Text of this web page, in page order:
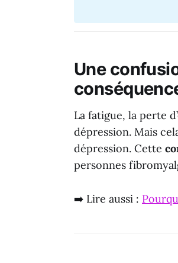
Une
La fatigue, la perte
dépression. Mais
dépression. Cette
personnes
➡️ Lire aussi :